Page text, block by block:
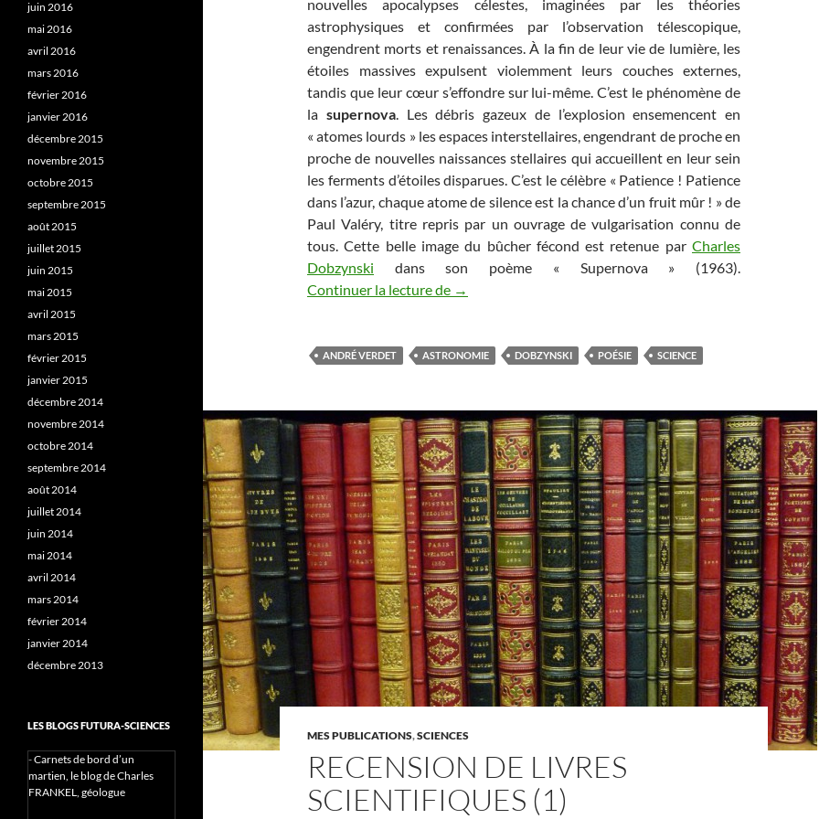
nouvelles apocalypses célestes, imaginées par les théories
astrophysiques et confirmées par l’observation télescopique,
engendrent morts et renaissances. À la fin de leur vie de lumière, les
étoiles massives expulsent violemment leurs couches externes,
tandis que leur cœur s’effondre sur lui-même. C’est le phénomène de
la supernova. Les débris gazeux de l’explosion ensemencent en
« atomes lourds » les espaces interstellaires, engendrant de proche en
proche de nouvelles naissances stellaires qui accueillent en leur sein
les ferments d’étoiles disparues. C’est le célèbre « Patience ! Patience
dans l’azur, chaque atome de silence est la chance d’un fruit mûr ! » de
Paul Valéry, titre repris par un ouvrage de vulgarisation connu de
tous. Cette belle image du bûcher fécond est retenue par Charles
Dobzynski dans son poème « Supernova » (1963).
Continuer la lecture de Renaissance de la Poésie Scientifique (4/5) : Apocalypses
→
ANDRÉ VERDET ASTRONOMIE DOBZYNSKI POÉSIE SCIENCE
MES PUBLICATIONS,SCIENCES
RECENSION DE LIVRES
SCIENTIFIQUES (1)
juin 2016
mai 2016
avril 2016
mars 2016
février 2016
janvier 2016
décembre 2015
novembre 2015
octobre 2015
septembre 2015
août 2015
juillet 2015
juin 2015
mai 2015
avril 2015
mars 2015
février 2015
janvier 2015
décembre 2014
novembre 2014
octobre 2014
septembre 2014
août 2014
juillet 2014
juin 2014
mai 2014
avril 2014
mars 2014
février 2014
janvier 2014
décembre 2013
LES BLOGS FUTURA-SCIENCES
-Carnets de bord d’un
martien, le blog de Charles
FRANKEL, géologue